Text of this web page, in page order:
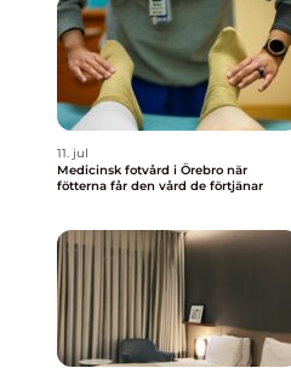
11. jul
Medicinsk fotvård i Örebro när
fötterna får den vård de förtjänar